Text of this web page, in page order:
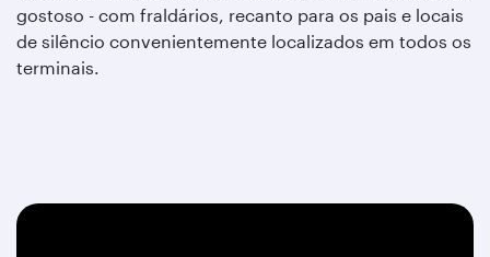
gostoso - com fraldários, recanto para os pais e locais
de silêncio convenientemente localizados em todos os
terminais.